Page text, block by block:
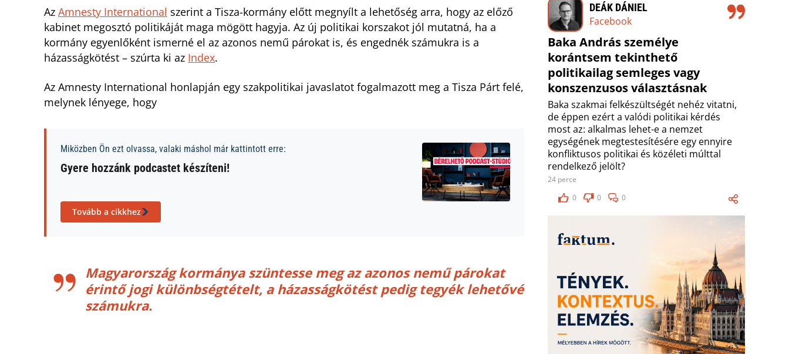
Az Amnesty International szerint a Tisza-kormány előtt megnyílt a lehetőség arra, hogy az előző
kabinet megosztó politikáját maga mögött hagyja. Az új politikai korszakot jól mutatná, ha a
kormány egyenlőként ismerné el az azonos nemű párokat is, és engednék számukra is a
házasságkötést – szúrta ki az Index.
Az Amnesty International honlapján egy szakpolitikai javaslatot fogalmazott meg a Tisza Párt felé,
melynek lényege, hogy
Miközben Ön ezt olvassa, valaki máshol már kattintott erre:
Gyere hozzánk podcastet készíteni!
Tovább a cikkhez
Magyarország kormánya szüntesse meg az azonos nemű párokat
érintő jogi különbségtételt, a házasságkötést pedig tegyék lehetővé
számukra.
DEÁK DÁNIEL
Facebook
Baka András személye
korántsem tekinthető
politikailag semleges vagy
konszenzusos választásnak
Baka szakmai felkészültségét nehéz vitatni,
de éppen ezért a valódi politikai kérdés
most az: alkalmas lehet-e a nemzet
egységének megtestesítésére egy ennyire
konfliktusos politikai és közéleti múlttal
rendelkező jelölt?
24 perce
0
0 0